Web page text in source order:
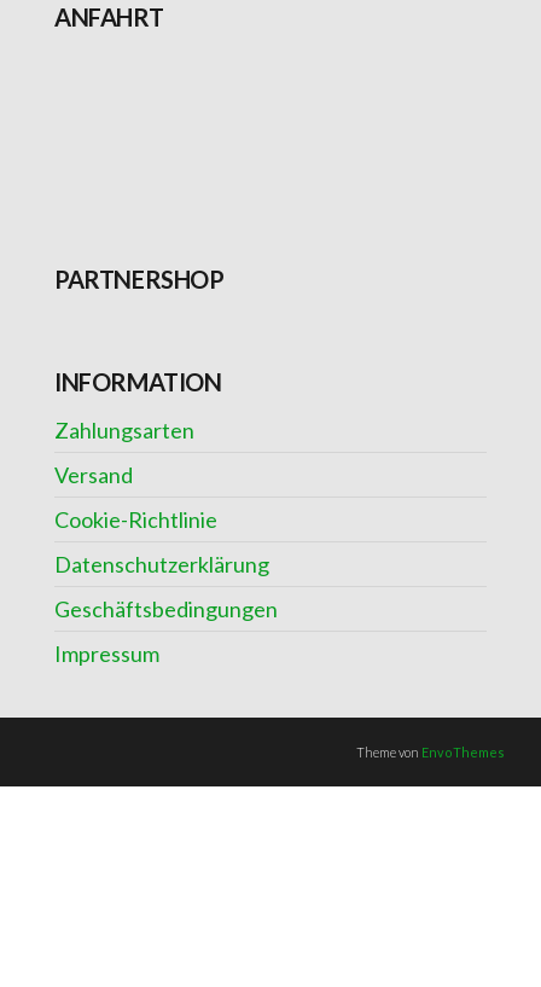
ANFAHRT
PARTNERSHOP
INFORMATION
Zahlungsarten
Versand
Cookie-Richtlinie
Datenschutzerklärung
Geschäftsbedingungen
Impressum
Theme von EnvoThemes